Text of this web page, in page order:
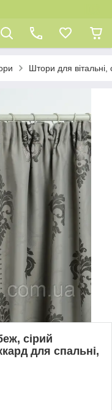
Штори для вітальні,
сірий
для спальні,